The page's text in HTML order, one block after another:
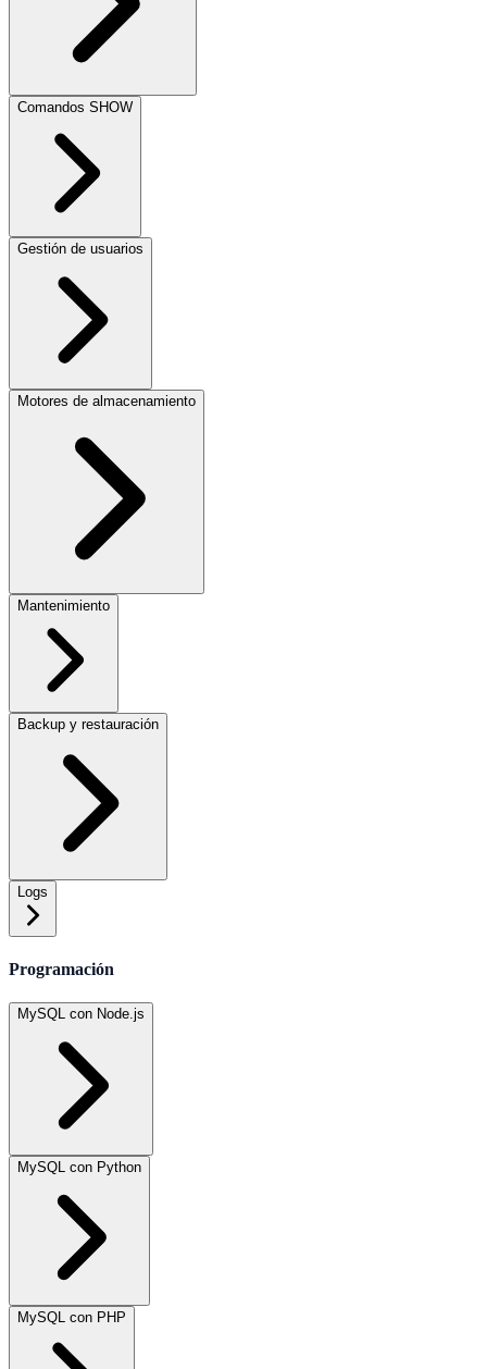
Comandos SHOW
Gestión de usuarios
Motores de almacenamiento
Mantenimiento
Backup y restauración
Logs
Programación
MySQL con Node.js
MySQL con Python
MySQL con PHP